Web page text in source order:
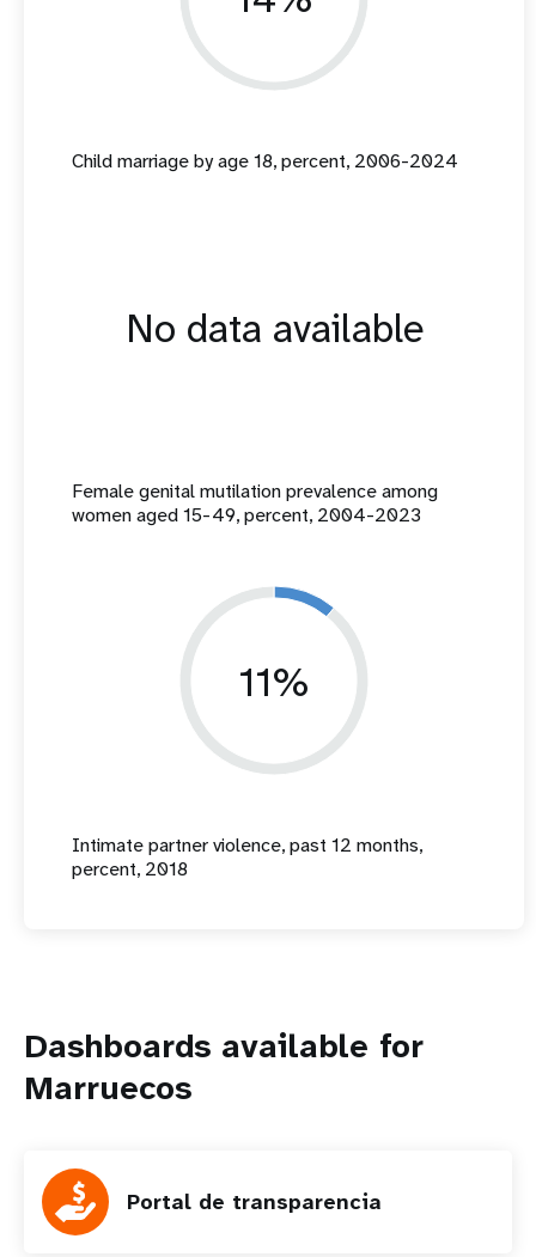
Child marriage by age 18, percent, 2006-2024
No data available
Female genital mutilation prevalence among
women aged 15-49, percent, 2004-2023
11%
Intimate partner violence, past 12 months,
percent, 2018
Dashboards available for
Marruecos
Portal de transparencia